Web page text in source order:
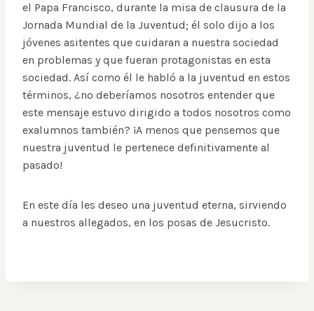
el Papa Francisco, durante la misa de clausura de la
Jornada Mundial de la Juventud; él solo dijo a los
jóvenes asitentes que cuidaran a nuestra sociedad
en problemas y que fueran protagonistas en esta
sociedad. Así como él le habló a la juventud en estos
términos, ¿no deberíamos nosotros entender que
este mensaje estuvo dirigido a todos nosotros como
exalumnos también? ¡A menos que pensemos que
nuestra juventud le pertenece definitivamente al
pasado!
En este día les deseo una juventud eterna, sirviendo
a nuestros allegados, en los posas de Jesucristo.